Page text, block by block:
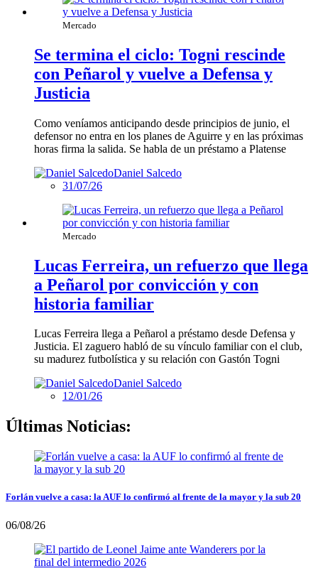
Mercado
Se termina el ciclo: Togni rescinde
con Peñarol y vuelve a Defensa y
Justicia
Como veníamos anticipando desde principios de junio, el
defensor no entra en los planes de Aguirre y en las próximas
horas firma la salida. Se habla de un préstamo a Platense
Daniel Salcedo
31/07/26
Mercado
Lucas Ferreira, un refuerzo que llega
a Peñarol por convicción y con
historia familiar
Lucas Ferreira llega a Peñarol a préstamo desde Defensa y
Justicia. El zaguero habló de su vínculo familiar con el club,
su madurez futbolística y su relación con Gastón Togni
Daniel Salcedo
12/01/26
Últimas Noticias:
Forlán vuelve a casa: la AUF lo confirmó al frente de la mayor y la sub 20
06/08/26